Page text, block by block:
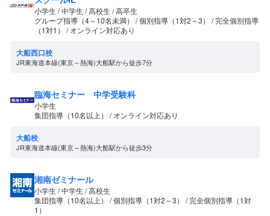
小学生 / 中学生 / 高校生 / 高卒生
グループ指導（4～10名未満） / 個別指導（1対2～3） / 完全個別指導
（1対1） / オンライン対応あり
大船西口校
JR東海道本線(東京～熱海)大船駅から徒歩7分
臨海セミナー 中学受験科
小学生
集団指導（10名以上） / オンライン対応あり
大船校
JR東海道本線(東京～熱海)大船駅から徒歩3分
湘南ゼミナール
小学生 / 中学生 / 高校生
集団指導（10名以上） / 個別指導（1対2～3） / 完全個別指導（1対
1）